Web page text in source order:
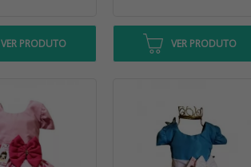
VER PRODUTO VER PRODUTO